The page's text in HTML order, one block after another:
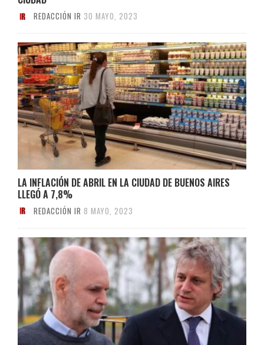
REDACCIÓN IR 30 MAYO, 2023
LA INFLACIÓN DE ABRIL EN LA CIUDAD DE BUENOS AIRES
LLEGÓ A 7,8%
REDACCIÓN IR 8 MAYO, 2023